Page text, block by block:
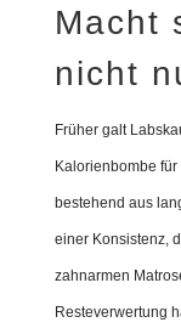
Macht
nicht
Früher galt
Kalorienbombe
bestehend aus
einer Konsistenz,
zahnarmen
Resteverwertung